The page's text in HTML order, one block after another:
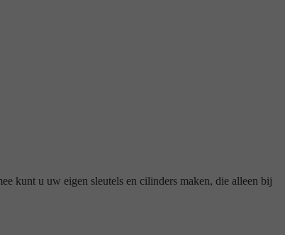
kunt u uw eigen sleutels en cilinders maken, die alleen bij